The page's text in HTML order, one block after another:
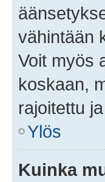
vähintään
Voit myös
koskaan,
rajoitettu
Ylös
Kuinka